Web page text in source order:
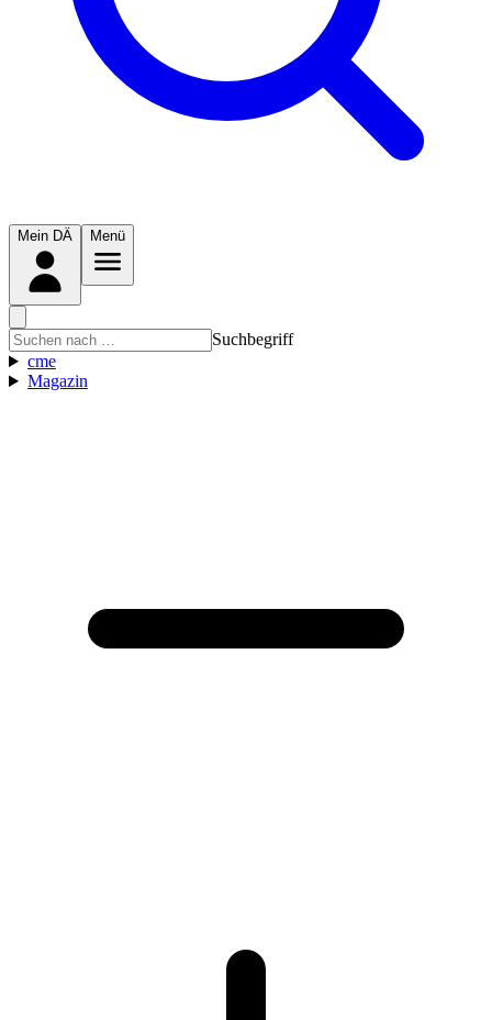
Mein DÄ Menü
Suchbegriff
cme
Magazin